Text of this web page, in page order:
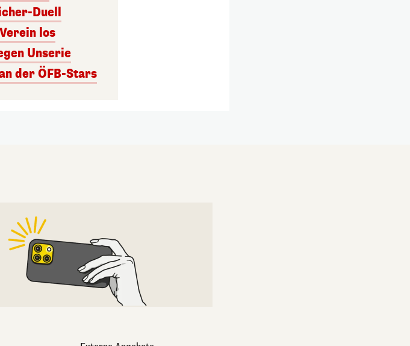
Duell
los
Unserie
der ÖFB-Stars